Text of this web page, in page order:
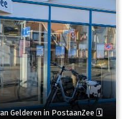
Gelderen in PostaanZee 🗓